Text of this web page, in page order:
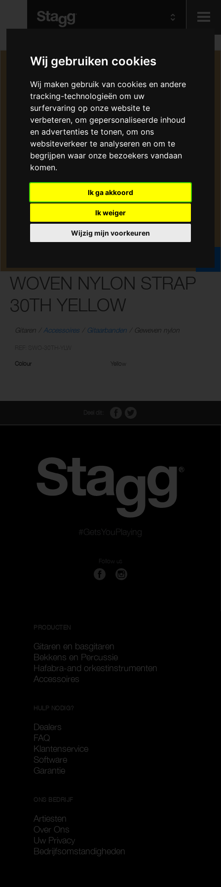
Wij gebruiken cookies
Wij maken gebruik van cookies en andere
tracking-technologieën om uw
surfervaring op onze website te
verbeteren, om gepersonaliseerde inhoud
en advertenties te tonen, om ons
websiteverkeer te analyseren en om te
begrijpen waar onze bezoekers vandaan
komen.
Ik ga akkoord
Ik weiger
Wijzig mijn voorkeuren
Audio &
Lighting
WOVEN NYLON STRAP
30TH YELLOW
Gitaren Accessoires Gitaarbanden Geweven nylon
Colour Yellow
#GetsYouPlaying
Follow us
PRODUCTEN
Gitaren en basgitaren
Bekkens en Percussie
Hafabra-and orkestinstrumenten
Accessoires
HULP NODIG?
Dealers
FAQ
Klantenservice
Software
Garantie
ONS BEDRIJF
Artiesten
Over Ons
Uw Privacy
Bedrijfsomstandigheden